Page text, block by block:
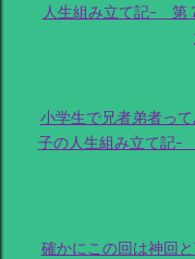
人生組み立て記- 第
小学生で兄者弟者っ
子の人生組み立て記-
確かにこの回は神回